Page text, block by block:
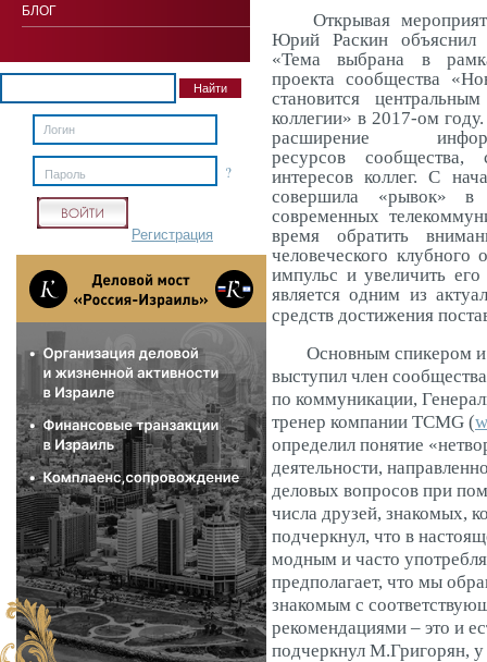
Открывая
Юрий Раскин объяснил
«Тема выбрана в
проекта сообщества
становится
коллегии» в 2017-ом
расширение
ресурсов сообщества,
интересов коллег. С
совершила «рывок» в
современных
время обратить
человеческого
импульс и увеличить его
является одним из
средств достижения
Основным спикером и
выступил член
по коммуникации,
тренер компании TCMG (
определил понятие
деятельности,
деловых вопросов при
числа друзей, знакомых,
подчеркнул, что в
модным и часто
предполагает, что мы
знакомым с
рекомендациями – это и
подчеркнул М.Григорян,
БЛОГ
?
Пароль
Регистрация